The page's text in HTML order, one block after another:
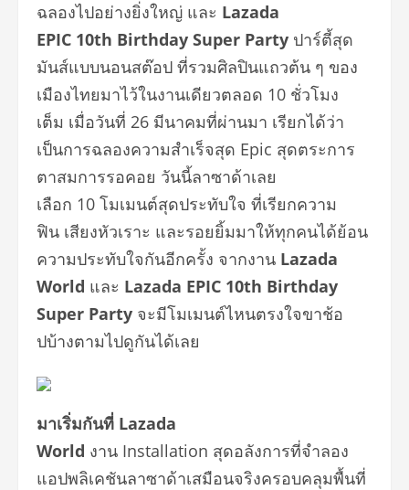
ฉลองไปอย่างยิ่งใหญ่ และ Lazada
EPIC 10th Birthday Super Party ปาร์ตี้สุด
มันส์แบบนอนสต๊อป ที่รวมศิลปินแถวต้น ๆ ของ
เมืองไทยมาไว้ในงานเดียวตลอด 10 ชั่วโมง
เต็ม เมื่อวันที่ 26 มีนาคมที่ผ่านมา เรียกได้ว่า
เป็นการฉลองความสำเร็จสุด Epic สุดตระการ
ตาสมการรอคอย วันนี้ลาซาด้าเลย
เลือก 10 โมเมนต์สุดประทับใจ ที่เรียกความ
ฟิน เสียงหัวเราะ และรอยยิ้มมาให้ทุกคนได้ย้อน
ความประทับใจกันอีกครั้ง จากงาน Lazada
World และ Lazada EPIC 10th Birthday
Super Party จะมีโมเมนต์ไหนตรงใจขาช้อ
ปบ้างตามไปดูกันได้เลย
มาเริ่มกันที่ Lazada
World งาน Installation สุดอลังการที่จำลอง
แอปพลิเคชันลาซาด้าเสมือนจริงครอบคลุมพื้นที่